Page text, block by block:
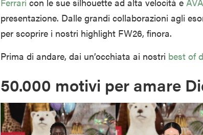
presentazione. Dalle grandi collaborazioni agli
per scoprire i nostri highlight FW26, finora.
Prima di andare, dai un’occhiata ai nostri best of
50.000 motivi per amare